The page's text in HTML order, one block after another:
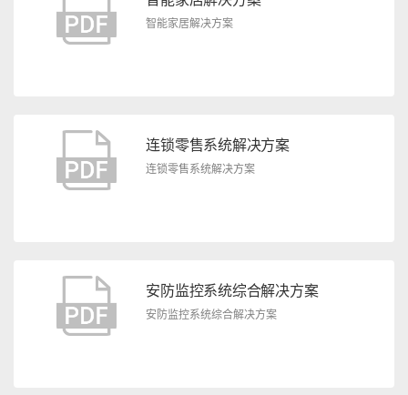
智能家居解决方案
连锁零售系统解决方案
连锁零售系统解决方案
安防监控系统综合解决方案
安防监控系统综合解决方案